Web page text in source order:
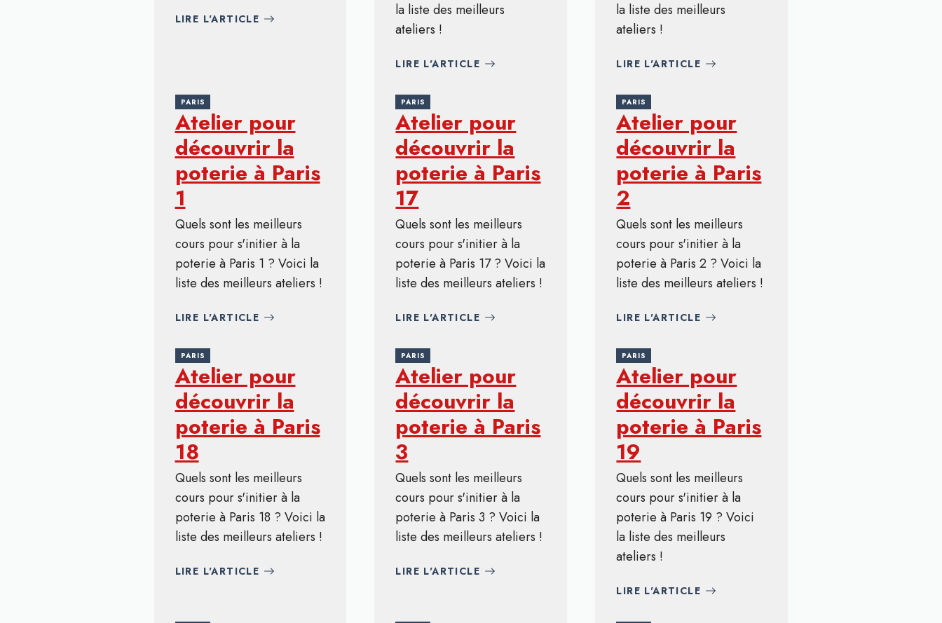
LIRE L'ARTICLE
la liste des meilleurs
ateliers !
LIRE L'ARTICLE
la liste des meilleurs
ateliers !
LIRE L'ARTICLE
PARIS
Atelier pour
découvrir la
poterie à Paris
1
Quels sont les meilleurs
cours pour s'initier à la
poterie à Paris 1 ? Voici la
liste des meilleurs ateliers !
LIRE L'ARTICLE
PARIS
Atelier pour
découvrir la
poterie à Paris
17
Quels sont les meilleurs
cours pour s'initier à la
poterie à Paris 17 ? Voici la
liste des meilleurs ateliers !
LIRE L'ARTICLE
PARIS
Atelier pour
découvrir la
poterie à Paris
2
Quels sont les meilleurs
cours pour s'initier à la
poterie à Paris 2 ? Voici la
liste des meilleurs ateliers !
LIRE L'ARTICLE
PARIS
Atelier pour
découvrir la
poterie à Paris
18
Quels sont les meilleurs
cours pour s'initier à la
poterie à Paris 18 ? Voici la
liste des meilleurs ateliers !
LIRE L'ARTICLE
PARIS
Atelier pour
découvrir la
poterie à Paris
3
Quels sont les meilleurs
cours pour s'initier à la
poterie à Paris 3 ? Voici la
liste des meilleurs ateliers !
LIRE L'ARTICLE
PARIS
Atelier pour
découvrir la
poterie à Paris
19
Quels sont les meilleurs
cours pour s'initier à la
poterie à Paris 19 ? Voici
la liste des meilleurs
ateliers !
LIRE L'ARTICLE